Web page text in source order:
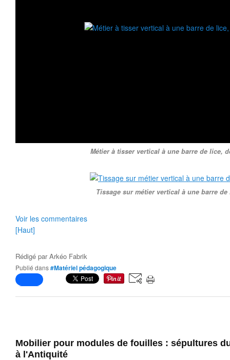
Métier à tisser vertical à une barre de lice,
Tissage sur métier vertical à une barre de
Voir les commentaires
[Haut]
Rédigé parArkéo Fabrik
Publié dans#Matériel pédagogique
Mobilier pour modules de fouilles : sépultures
à l'Antiquité